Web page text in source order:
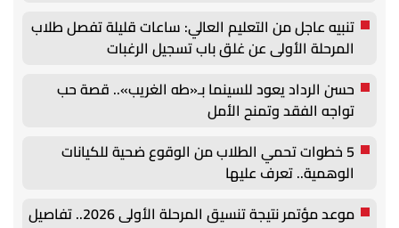
تنبيه عاجل من التعليم العالي: ساعات قليلة تفصل طلاب
المرحلة الأولى عن غلق باب تسجيل الرغبات
حسن الرداد يعود للسينما بـ«طه الغريب».. قصة حب
تواجه الفقد وتمنح الأمل
5 خطوات تحمي الطلاب من الوقوع ضحية للكيانات
الوهمية.. تعرف عليها
موعد مؤتمر نتيجة تنسيق المرحلة الأولى 2026.. تفاصيل